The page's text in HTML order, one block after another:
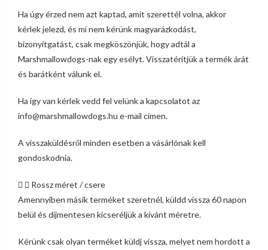
Ha úgy érzed nem azt kaptad, amit szerettél volna, akkor
kérlek jelezd, és mi nem kérünk magyarázkodást,
bizonyítgatást, csak megköszönjük, hogy adtál a
Marshmallowdogs-nak egy esélyt. Visszatérítjük a termék árát
és barátként válunk el.
Ha így van kérlek vedd fel velünk a kapcsolatot az
info@marshmallowdogs.hu e-mail címen.
A visszaküldésről minden esetben a vásárlónak kell
gondoskodnia.
Rossz méret / csere
Amennyiben másik terméket szeretnél, küldd vissza 60 napon
belül és díjmentesen kicseréljük a kívánt méretre.
Kérünk csak olyan terméket küldj vissza, melyet nem hordott a